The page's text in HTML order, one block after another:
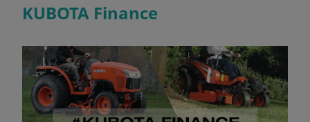
KUBOTA Finance